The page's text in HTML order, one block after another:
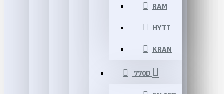
RAM
HYTT
KRAN
770D